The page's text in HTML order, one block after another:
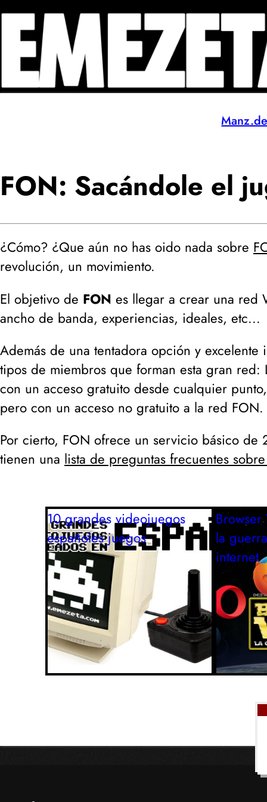
FON: Sacándole el
¿Cómo? ¿Que aún no has oido nada sobre
revolución, un movimiento.
El objetivo de FON es llegar a crear una red
ancho de banda, experiencias, ideales, etc...
Además de una tentadora opción y
tipos de miembros que forman esta gran red:
con un acceso gratuito desde cualquier
pero con un acceso no gratuito a la red FON.
Por cierto, FON ofrece un servicio básico de
tienen una lista de preguntas frecuentes
10 grandes videojuegos
españoles juegos
la
internet